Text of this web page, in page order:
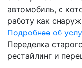
автомобиль, с
работу как
Подробнее об
Переделка
рестайлинг и